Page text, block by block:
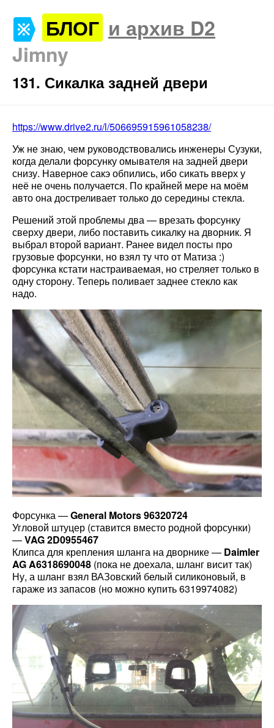
БЛОГ и архив D2
Jimny
131. Сикалка задней двери
https://www.drive2.ru/l/506695915961058238/
Уж не знаю, чем руководствовались инженеры Сузуки,
когда делали форсунку омывателя на задней двери
снизу. Наверное сакэ обпились, ибо сикать вверх у
неё не очень получается. По крайней мере на моём
авто она достреливает только до середины стекла.
Решений этой проблемы два — врезать форсунку
сверху двери, либо поставить сикалку на дворник. Я
выбрал второй вариант. Ранее видел посты про
грузовые форсунки, но взял ту что от Матиза :)
форсунка кстати настраиваемая, но стреляет только в
одну сторону. Теперь поливает заднее стекло как
надо.
Форсунка —General Motors 96320724
Угловой штуцер (ставится вместо родной форсунки)
—VAG 2D0955467
Клипса для крепления шланга на дворнике — Daimler
AG A6318690048 (пока не доехала, шланг висит так)
Ну, а шланг взял ВАЗовский белый силиконовый, в
гараже из запасов (но можно купить 6319974082)